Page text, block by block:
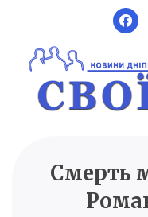
content
Новини
Смерть